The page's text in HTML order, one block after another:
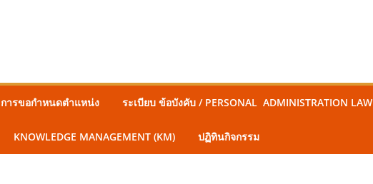
การขอกำหนดตำแหน่ง ระเบียบ ข้อบังคับ / PERSONAL ADMINISTRATION LAW
KNOWLEDGE MANAGEMENT (KM) ปฏิทินกิจกรรม